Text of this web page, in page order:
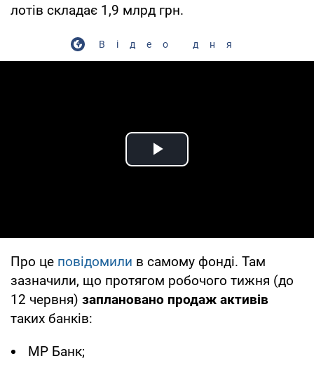
лотів складає 1,9 млрд грн.
Відео дня
Play Video
Про це повідомили в самому фонді. Там
зазначили, що протягом робочого тижня (до
12 червня) заплановано продаж активів
таких банків:
МР Банк;